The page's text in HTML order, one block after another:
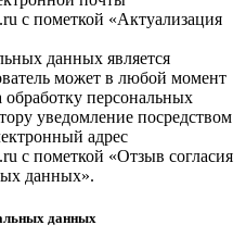
с пометкой «Актуализация
данных является
может в любой момент
обработку персональных
уведомление посредством
адрес
с пометкой «Отзыв согласия
данных».
данных